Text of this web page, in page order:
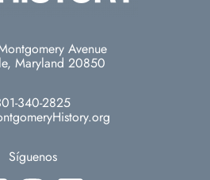
Avenue
Maryland 20850
340-2825
Síguenos